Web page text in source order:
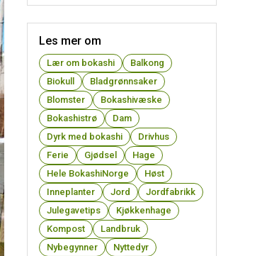
Les mer om
Lær om bokashi
Balkong
Biokull
Bladgrønnsaker
Blomster
Bokashivæske
Bokashistrø
Dam
Dyrk med bokashi
Drivhus
Ferie
Gjødsel
Hage
Hele BokashiNorge
Høst
Inneplanter
Jord
Jordfabrikk
Julegavetips
Kjøkkenhage
Kompost
Landbruk
Nybegynner
Nyttedyr